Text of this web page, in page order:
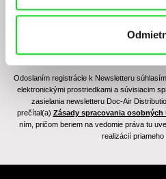
Odoslaním registrácie k Newsletteru
elektronickými prostriedkami a súvisiacim
zasielania newsletteru Doc-Air
prečítal(a) Zásady spracovania osobných
ním, pričom beriem na vedomie práva tu
realizácií priameho